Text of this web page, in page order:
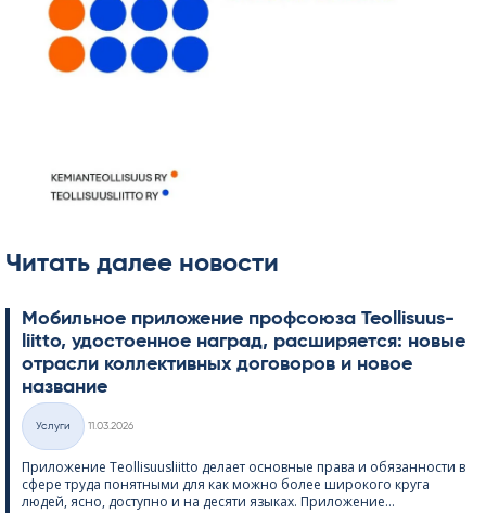
Читать далее новости
Мобильное приложение профсоюза Teol­li­suus­
liitto, удостоенное наград, расширяется: новые
отрасли коллективных договоров и новое
название
Категории
Услуги
11.03.2026
Приложение Teol­li­suus­liitto делает основные права и обязанности в
сфере труда понятными для как можно более широкого круга
людей, ясно, доступно и на десяти языках. Приложение...